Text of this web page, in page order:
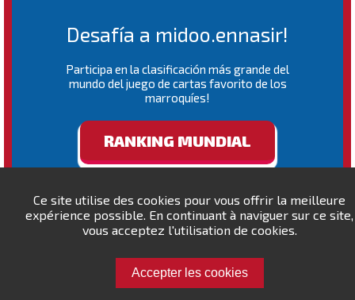
Ce site utilise des cookies pour vous offrir la meilleure
expérience possible. En continuant à naviguer sur ce site,
vous acceptez l'utilisation de cookies.
Accepter les cookies
Desafía a midoo.ennasir!
Participa en la clasificación más grande del
mundo del juego de cartas favorito de los
marroquíes!
RANKING MUNDIAL